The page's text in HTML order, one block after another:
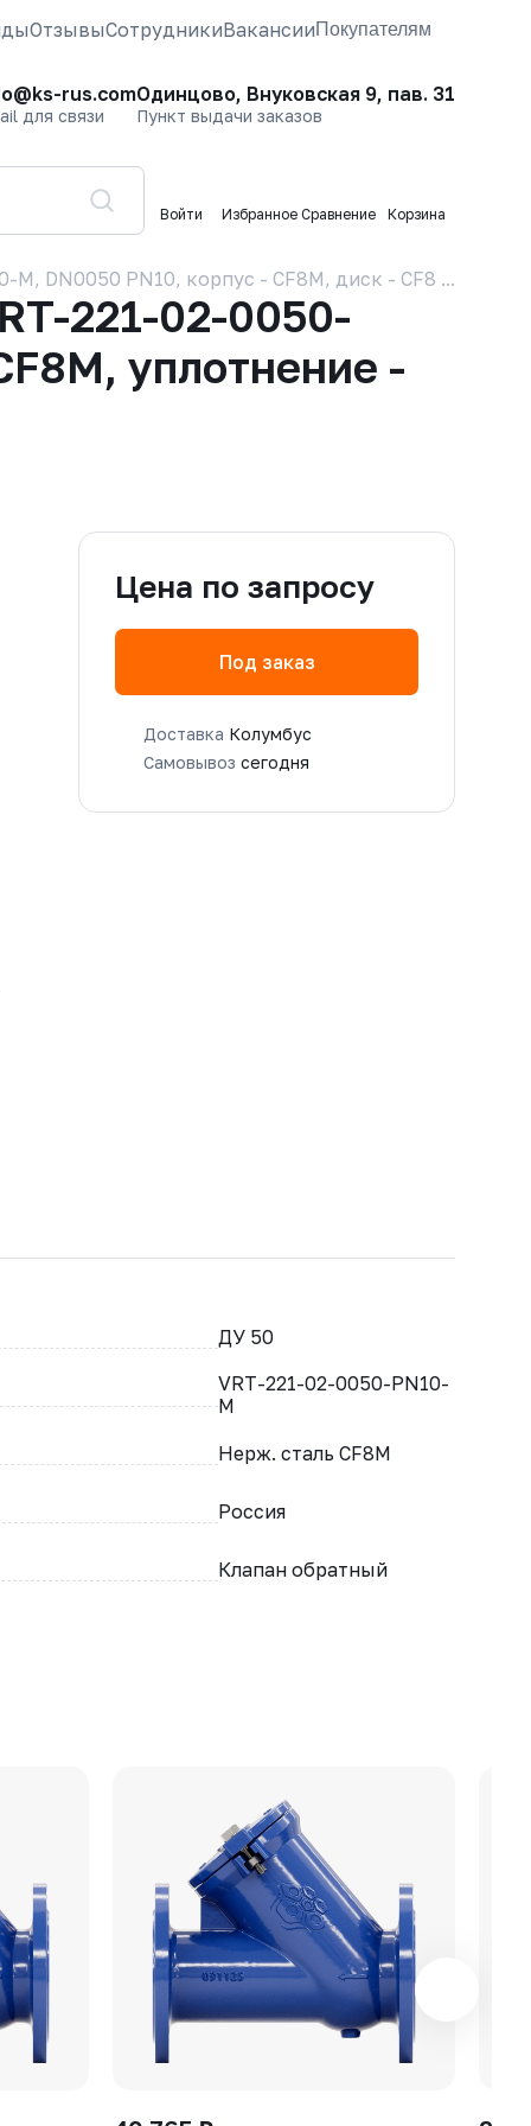
ОтзывыСотрудникиВакансииПокупателям
rus.com
для связи
Одинцово, Внуковская 9, пав. 31
Пункт выдачи заказов
Войти Избранное Сравнение Корзина
DN0050 PN10, корпус - CF8M, диск - CF8M,
221-02-0050-
уплотнение -
Цена по запросу
Под заказ
Доставка Колумбус
Самовывоз сегодня
ДУ 50
VRT-221-02-0050-PN10-
M
Нерж. сталь CF8M
Россия
Клапан обратный